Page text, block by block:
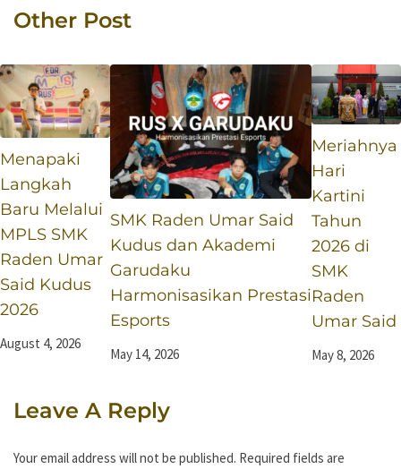
Other Post
Menapaki
Langkah
Baru Melalui
MPLS SMK
Raden Umar
Said Kudus
2026
August 4, 2026
SMK Raden Umar Said
Kudus dan Akademi
Garudaku
Harmonisasikan Prestasi
Esports
May 14, 2026
Meriahnya
Hari
Kartini
Tahun
2026 di
SMK
Raden
Umar Said
May 8, 2026
Leave A Reply
Your email address will not be published. Required fields are